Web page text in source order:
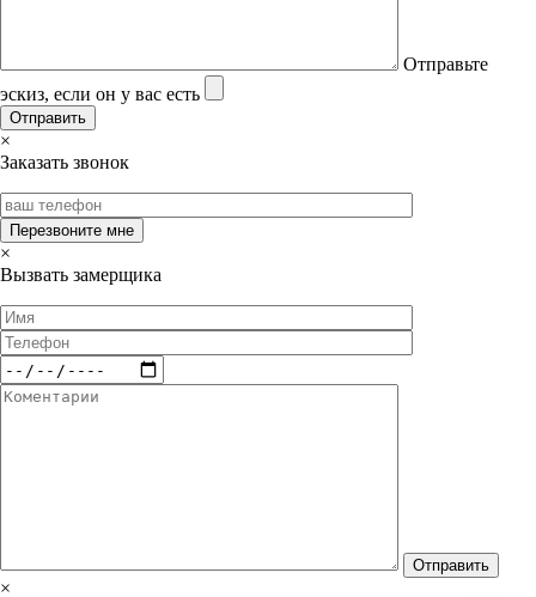
Отправьте
эскиз, если он у вас есть
×
Заказать звонок
×
Вызвать замерщика
×